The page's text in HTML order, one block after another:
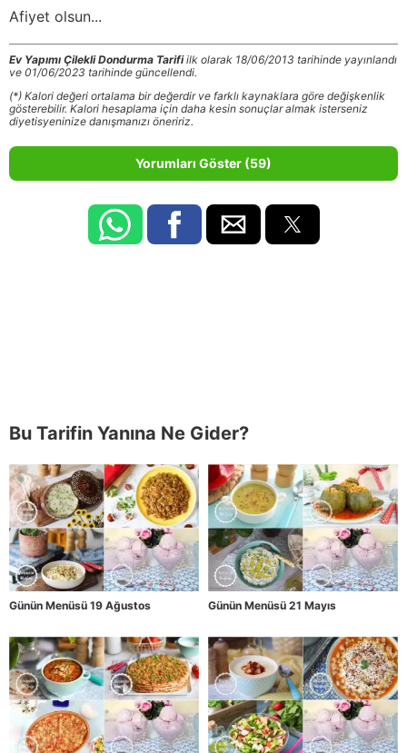
Afiyet olsun...
Ev Yapımı Çilekli Dondurma Tarifiilk olarak 18/06/2013 tarihinde yayınlandı
ve 01/06/2023 tarihinde güncellendi.
(*) Kalori değeri ortalama bir değerdir ve farklı kaynaklara göre değişkenlik
gösterebilir. Kalori hesaplama için daha kesin sonuçlar almak isterseniz
diyetisyeninize danışmanızı öneririz.
Yorumları Göster (59)
Bu Tarifin Yanına Ne Gider?
Günün Menüsü 19 Ağustos Günün Menüsü 21 Mayıs